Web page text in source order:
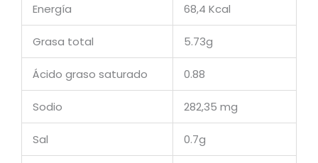
Energía 68,4 Kcal
Grasa total 5.73g
Ácido graso saturado 0.88
Sodio 282,35 mg
Sal 0.7g